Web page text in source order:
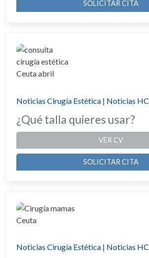
SOLICITAR CITA
Noticias Cirugía Estética | Noticias HC
¿Qué talla quieres usar?
VER CV
SOLICITAR CITA
Noticias Cirugía Estética | Noticias HC